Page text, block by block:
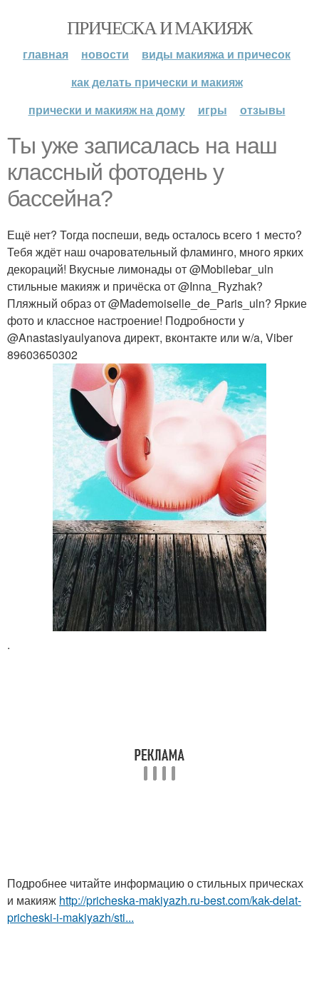
ПРИЧЕСКА И МАКИЯЖ
главная новости
виды макияжа и причесок
как делать прически и макияж
прически и макияж на дому
игры отзывы
Ты уже записалась на наш
классный фотодень у
бассейна?
Ещё нет? Тогда поспеши, ведь осталось всего 1 место?
Тебя ждёт наш очаровательный фламинго, много ярких
декораций! Вкусные лимонады от @Mobilebar_uln
стильные макияж и причёска от @Inna_Ryzhak?
Пляжный образ от @Mademoiselle_de_Paris_uln? Яркие
фото и классное настроение! Подробности у
@Anastasiyaulyanova директ, вконтакте или w/a, Viber
89603650302
.
Подробнее читайте информацию о стильных прическах
и макияж http://pricheska-makiyazh.ru-best.com/kak-delat-
pricheski-i-makiyazh/sti...